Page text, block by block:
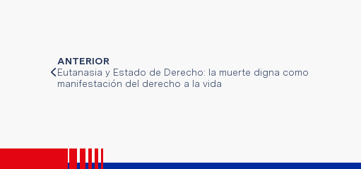
ANTERIOR
Eutanasia y Estado de Derecho: la muerte digna como
manifestación del derecho a la vida